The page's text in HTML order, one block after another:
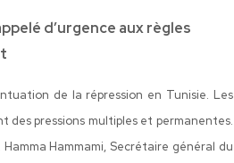
d’urgence aux règles
de la répression en Tunisie. Les
des pressions multiples et permanentes.
Hammami, Secrétaire général du